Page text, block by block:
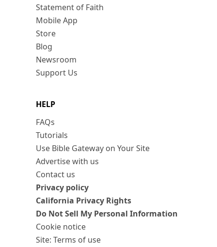
Statement of Faith
Mobile App
Store
Blog
Newsroom
Support Us
HELP
FAQs
Tutorials
Use Bible Gateway on Your Site
Advertise with us
Contact us
Privacy policy
California Privacy Rights
Do Not Sell My Personal Information
Cookie notice
Site: Terms of use